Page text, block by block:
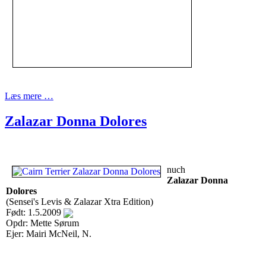
Læs mere …
Zalazar Donna Dolores
nuch
Zalazar Donna
Dolores
(Sensei's Levis & Zalazar Xtra Edition)
Født: 1.5.2009
Opdr: Mette Sørum
Ejer: Mairi McNeil, N.